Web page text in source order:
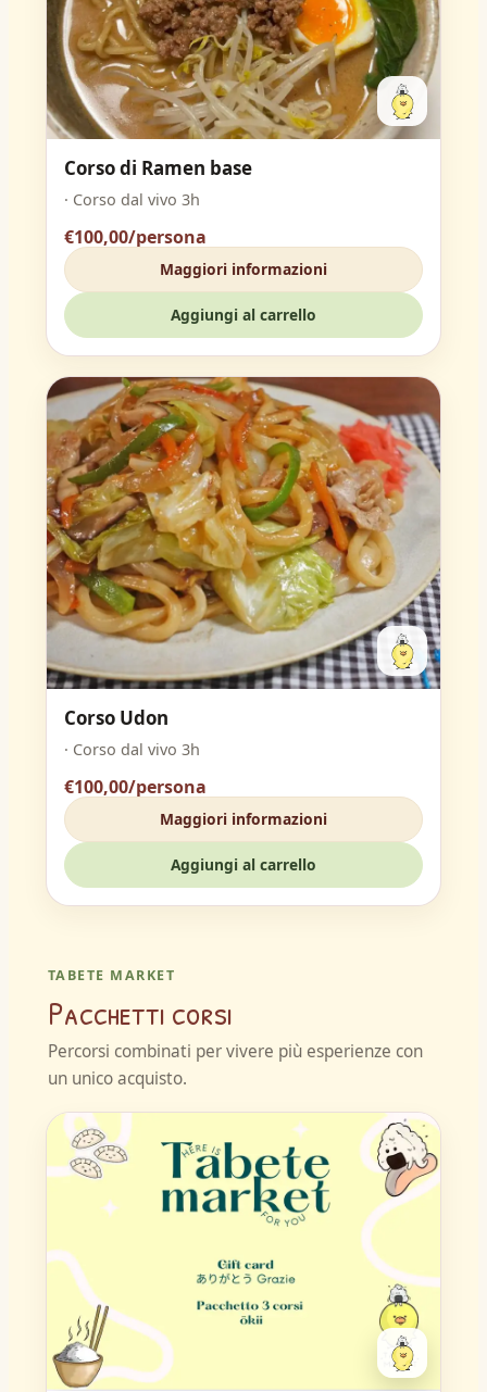
Corso di Ramen base
· Corso dal vivo 3h
€100,00/persona
Maggiori informazioni
Aggiungi al carrello
Corso Udon
· Corso dal vivo 3h
€100,00/persona
Maggiori informazioni
Aggiungi al carrello
TABETE MARKET
Pacchetti corsi
Percorsi combinati per vivere più esperienze con
un unico acquisto.